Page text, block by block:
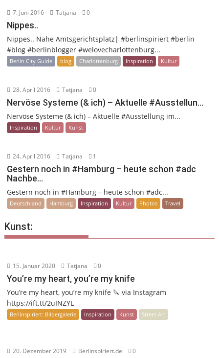
7. Juni 2016 Tatjana 0
Nippes..
Nippes.. Nähe Amtsgerichtsplatz| #berlinspiriert #berlin
#blog #berlinblogger #welovecharlottenburg...
Berlin City Guide blog Charlottenburg Inspiration Kultur
28. April 2016 Tatjana 0
Nervöse Systeme (& ich) – Aktuelle #Ausstellun…
Nervöse Systeme (& ich) – Aktuelle #Ausstellung im...
Inspiration Kultur Kunst
24. April 2016 Tatjana 1
Gestern noch in #Hamburg – heute schon #adc
Nachbe…
Gestern noch in #Hamburg – heute schon #adc...
Deutschland Hamburg Inspiration Kultur Photos Travel
Kunst:
15. Januar 2020 Tatjana 0
You’re my heart, you’re my knife
You’re my heart, you’re my knife 🔪 via Instagram
https://ift.tt/2uINZYL
Berlinspiriert: Bildergalerie Inspiration Kunst Street Art
20. Dezember 2019 Berlinspiriert.de 0